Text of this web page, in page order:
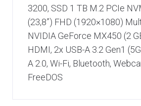
3200, SSD 1 TB M.2 PCIe
(23,8”) FHD (1920×1080)
NVIDIA GeForce MX450 (2
HDMI, 2x USB-A 3.2 Gen1
A 2.0, Wi-Fi, Bluetooth,
FreeDOS